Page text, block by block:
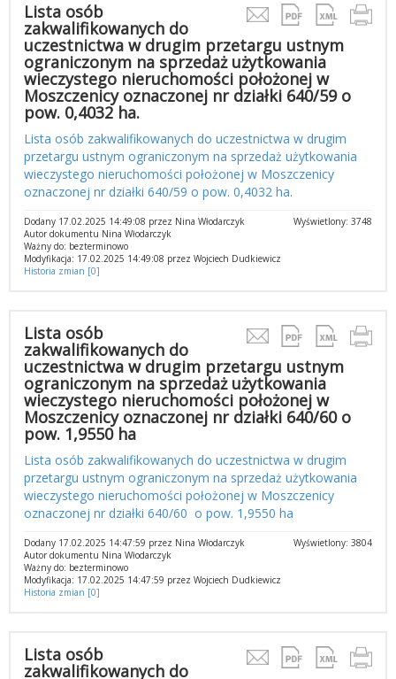
Lista osób
zakwalifikowanych do
uczestnictwa w drugim przetargu ustnym
ograniczonym na sprzedaż użytkowania
wieczystego nieruchomości położonej w
Moszczenicy oznaczonej nr działki 640/59 o
pow. 0,4032 ha.
Lista osób zakwalifikowanych do uczestnictwa w drugim
przetargu ustnym ograniczonym na sprzedaż użytkowania
wieczystego nieruchomości położonej w Moszczenicy
oznaczonej nr działki 640/59 o pow. 0,4032 ha.
Wyświetlony: 3748
Dodany 17.02.2025 14:49:08 przez Nina Włodarczyk
Autor dokumentu Nina Włodarczyk
Ważny do: bezterminowo
Modyfikacja: 17.02.2025 14:49:08 przez Wojciech Dudkiewicz
Historia zmian [0]
Lista osób
zakwalifikowanych do
uczestnictwa w drugim przetargu ustnym
ograniczonym na sprzedaż użytkowania
wieczystego nieruchomości położonej w
Moszczenicy oznaczonej nr działki 640/60 o
pow. 1,9550 ha
Lista osób zakwalifikowanych do uczestnictwa w drugim
przetargu ustnym ograniczonym na sprzedaż użytkowania
wieczystego nieruchomości położonej w Moszczenicy
oznaczonej nr działki 640/60 o pow. 1,9550 ha
Wyświetlony: 3804
Dodany 17.02.2025 14:47:59 przez Nina Włodarczyk
Autor dokumentu Nina Włodarczyk
Ważny do: bezterminowo
Modyfikacja: 17.02.2025 14:47:59 przez Wojciech Dudkiewicz
Historia zmian [0]
Lista osób
zakwalifikowanych do